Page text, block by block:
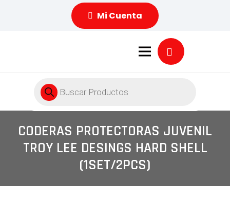
Mi Cuenta
Búsqueda
de
productos
CODERAS PROTECTORAS JUVENIL
TROY LEE DESINGS HARD SHELL
(1SET/2PCS)